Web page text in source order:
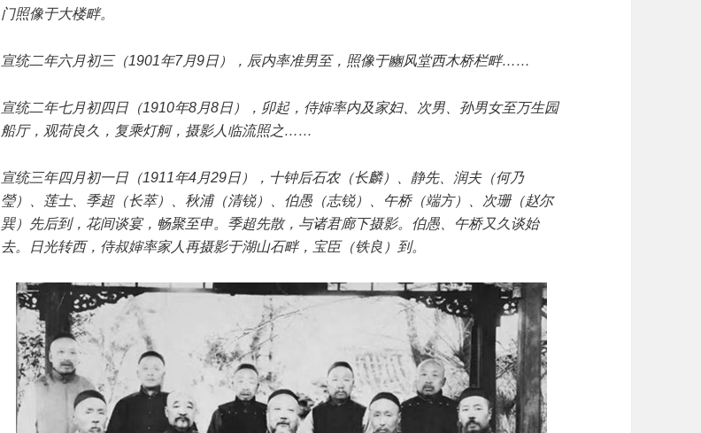
门照像于大楼畔。
宣统二年六月初三（1901年7月9日），辰内率准男至，照像于豳风堂西木桥栏畔……
宣统二年七月初四日（1910年8月8日），卯起，侍婶率内及家妇、次男、孙男女至万生园
船厅，观荷良久，复乘灯舸，摄影人临流照之……
宣统三年四月初一日（1911年4月29日），十钟后石农（长麟）、静先、润夫（何乃
瑩）、莲士、季超（长萃）、秋浦（清锐）、伯愚（志锐）、午桥（端方）、次珊（赵尔
巽）先后到，花间谈宴，畅聚至申。季超先散，与诸君廊下摄影。伯愚、午桥又久谈始
去。日光转西，侍叔婶率家人再摄影于湖山石畔，宝臣（铁良）到。